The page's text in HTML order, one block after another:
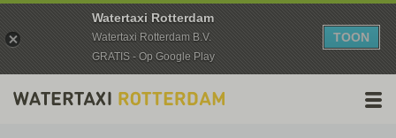
Watertaxi Rotterdam
Watertaxi Rotterdam B.V.
GRATIS - Op Google Play
TOON